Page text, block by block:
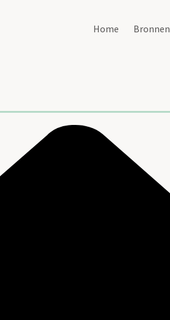
Home Bronnen